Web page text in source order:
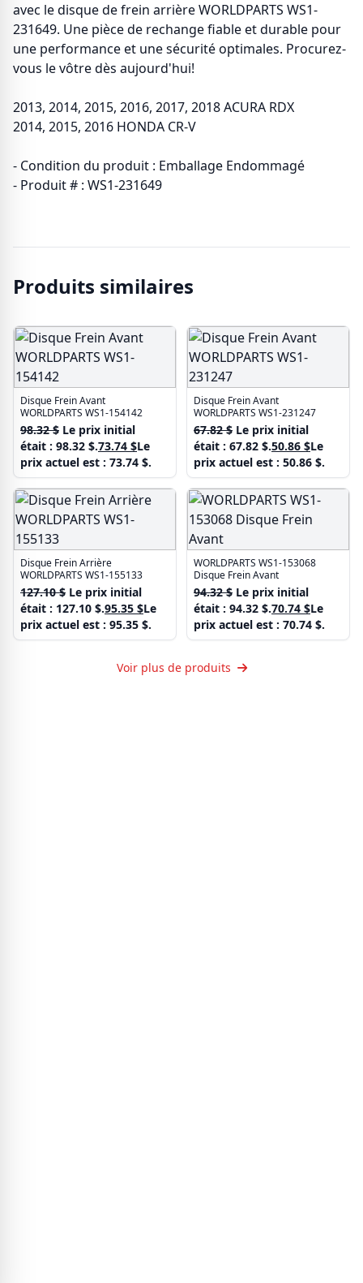
avec le disque de frein arrière WORLDPARTS WS1-
231649. Une pièce de rechange fiable et durable pour
une performance et une sécurité optimales. Procurez-
vous le vôtre dès aujourd'hui!
2013, 2014, 2015, 2016, 2017, 2018 ACURA RDX
2014, 2015, 2016 HONDA CR-V
- Condition du produit : Emballage Endommagé
- Produit # : WS1-231649
Produits similaires
Disque Frein Avant
WORLDPARTS WS1-154142
98.32$ Le prix initial
était : 98.32 $.73.74 $Le
prix actuel est : 73.74 $.
Disque Frein Avant
WORLDPARTS WS1-231247
67.82$ Le prix initial
était : 67.82 $.50.86 $Le
prix actuel est : 50.86 $.
Disque Frein Arrière
WORLDPARTS WS1-155133
127.10$ Le prix initial
était : 127.10 $.95.35 $Le
prix actuel est : 95.35 $.
WORLDPARTS WS1-153068
Disque Frein Avant
94.32$ Le prix initial
était : 94.32 $.70.74 $Le
prix actuel est : 70.74 $.
Voir plus de produits